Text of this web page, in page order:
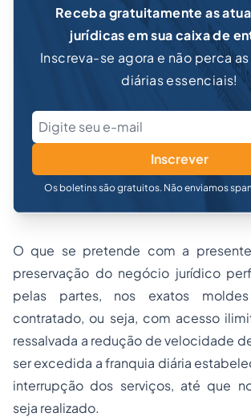
Receba gratuitamente as
jurídicas em sua caixa de
Inscreva-se agora e não perca
diárias essenciais!
Inscrever
Os boletins são gratuitos. Não enviamos
O que se pretende com a
preservação do negócio jurídico
pelas partes, nos exatos
contratado, ou seja, com acesso
ressalvada a redução de velocidade
ser excedida a franquia diária
interrupção dos serviços, até que
seja realizado.